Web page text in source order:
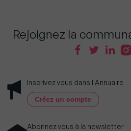
Rejoignez la
Inscrivez vous dans l'Annuaire
Créez un compte
Abonnez vous à la newsletter